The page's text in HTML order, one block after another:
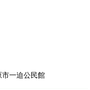
一迫公民館